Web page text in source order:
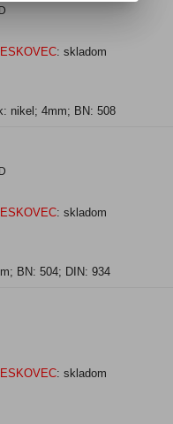
: skladom
nikel; 4mm; BN: 508
: skladom
BN: 504; DIN: 934
: skladom